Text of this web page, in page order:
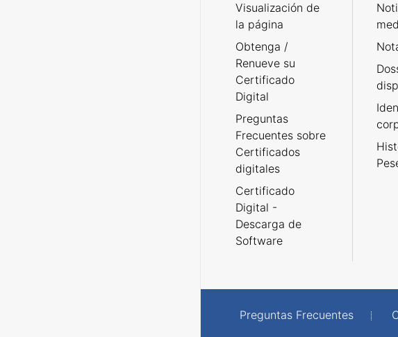
Visualización de
la página
Obtenga /
Renueve su
Certificado
Digital
Preguntas
Frecuentes sobre
Certificados
digitales
Certificado
Digital -
Descarga de
Software
Preguntas Frecuentes